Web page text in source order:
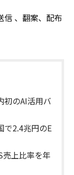
信 、翻案、配布
初のAI活用バ
で2.4兆円のE
売上比率を年